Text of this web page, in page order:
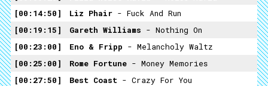
00:14:50
Liz Phair - Fuck And Run
00:19:15
Gareth Williams - Nothing On
00:23:00
Eno & Fripp - Melancholy Waltz
00:25:00
Rome Fortune - Money Memories
00:27:50
Best Coast - Crazy For You